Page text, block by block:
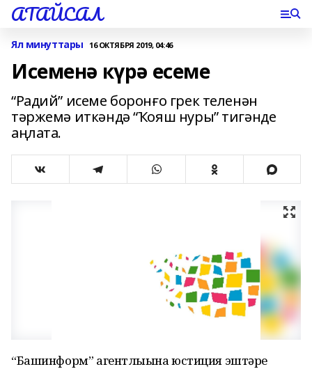
АТАЙСАЛ
Ял минуттары 16 ОКТЯБРЯ 2019, 04:46
Исеменә күрә есеме
“Радий” исеме боронғо грек теленән
тәржемә иткәндә “Ҡояш нуры” тигәнде
аңлата.
“Башинформ” агентлығына юстиция эштәре